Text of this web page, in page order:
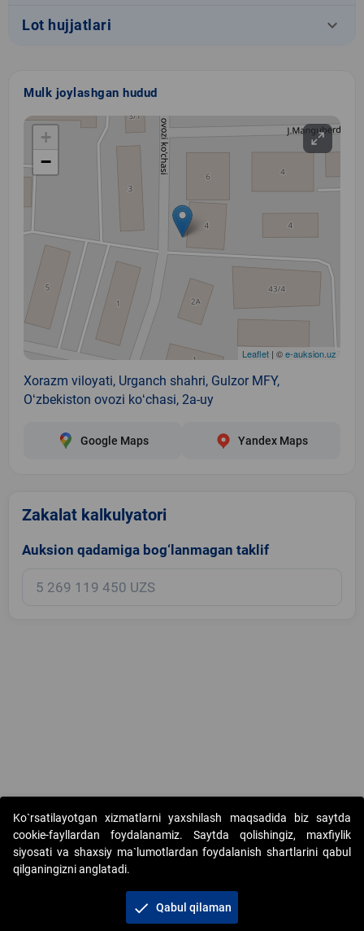
Lot hujjatlari keyboard_arrow_down
Mulk joylashgan hudud
+
−
Leaflet | ©e-auksion.uz
Xorazm viloyati, Urganch shahri, Gulzor MFY,
Oʻzbekiston ovozi koʻchasi, 2a-uy
Google Maps Yandex Maps
Zakalat kalkulyatori
Auksion qadamiga bog‘lanmagan taklif
Copyright © 2017-2026. "Elektron onlayn-auksionlarni tashkil etish"
AJ. Barcha huquqlar himoyalangan
+998 71 202-21-11
Ko`rsatilayotgan xizmatlarni yaxshilash maqsadida biz saytda
cookie-fayllardan foydalanamiz. Saytda qolishingiz, maxfiylik
siyosati va shaxsiy ma`lumotlardan foydalanish shartlarini qabul
qilganingizni anglatadi.
check Qabul qilaman